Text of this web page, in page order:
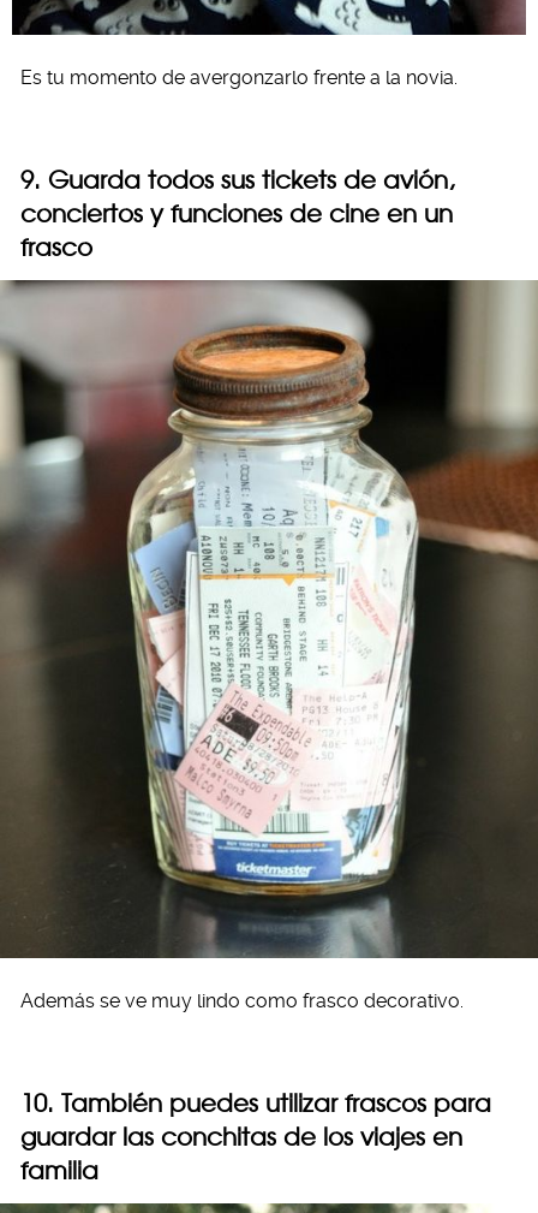
Es tu momento de avergonzarlo frente a la novia.
9. Guarda todos sus tickets de avión,
conciertos y funciones de cine en un
frasco
Además se ve muy lindo como frasco decorativo.
10. También puedes utilizar frascos para
guardar las conchitas de los viajes en
familia